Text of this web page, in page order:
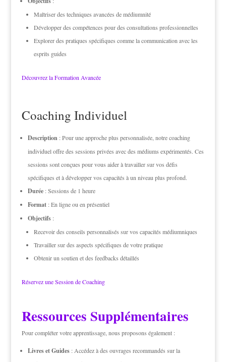
Maîtriser des techniques avancées de médiumnité
Développer des compétences pour des consultations professionnelles
Explorer des pratiques spécifiques comme la communication avec les
esprits guides
Découvrez la Formation Avancée
Coaching Individuel
Description : Pour une approche plus personnalisée, notre coaching
individuel offre des sessions privées avec des médiums expérimentés. Ces
sessions sont conçues pour vous aider à travailler sur vos défis
spécifiques et à développer vos capacités à un niveau plus profond.
Durée: Sessions de 1 heure
Format: En ligne ou en présentiel
Objectifs:
Recevoir des conseils personnalisés sur vos capacités médiumniques
Travailler sur des aspects spécifiques de votre pratique
Obtenir un soutien et des feedbacks détaillés
Réservez une Session de Coaching
Ressources Supplémentaires
Pour compléter votre apprentissage, nous proposons également :
Livres et Guides: Accédez à des ouvrages recommandés sur la